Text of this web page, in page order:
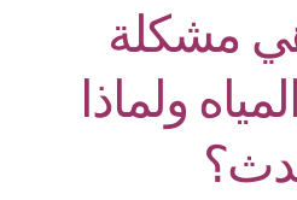
مشكلة
ولماذا